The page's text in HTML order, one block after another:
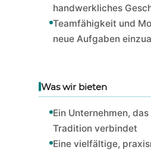
handwerkliches
Teamfähigkeit und
neue Aufgaben
Was wir bieten
Ein Unternehmen,
Tradition verbindet
Eine vielfältige,